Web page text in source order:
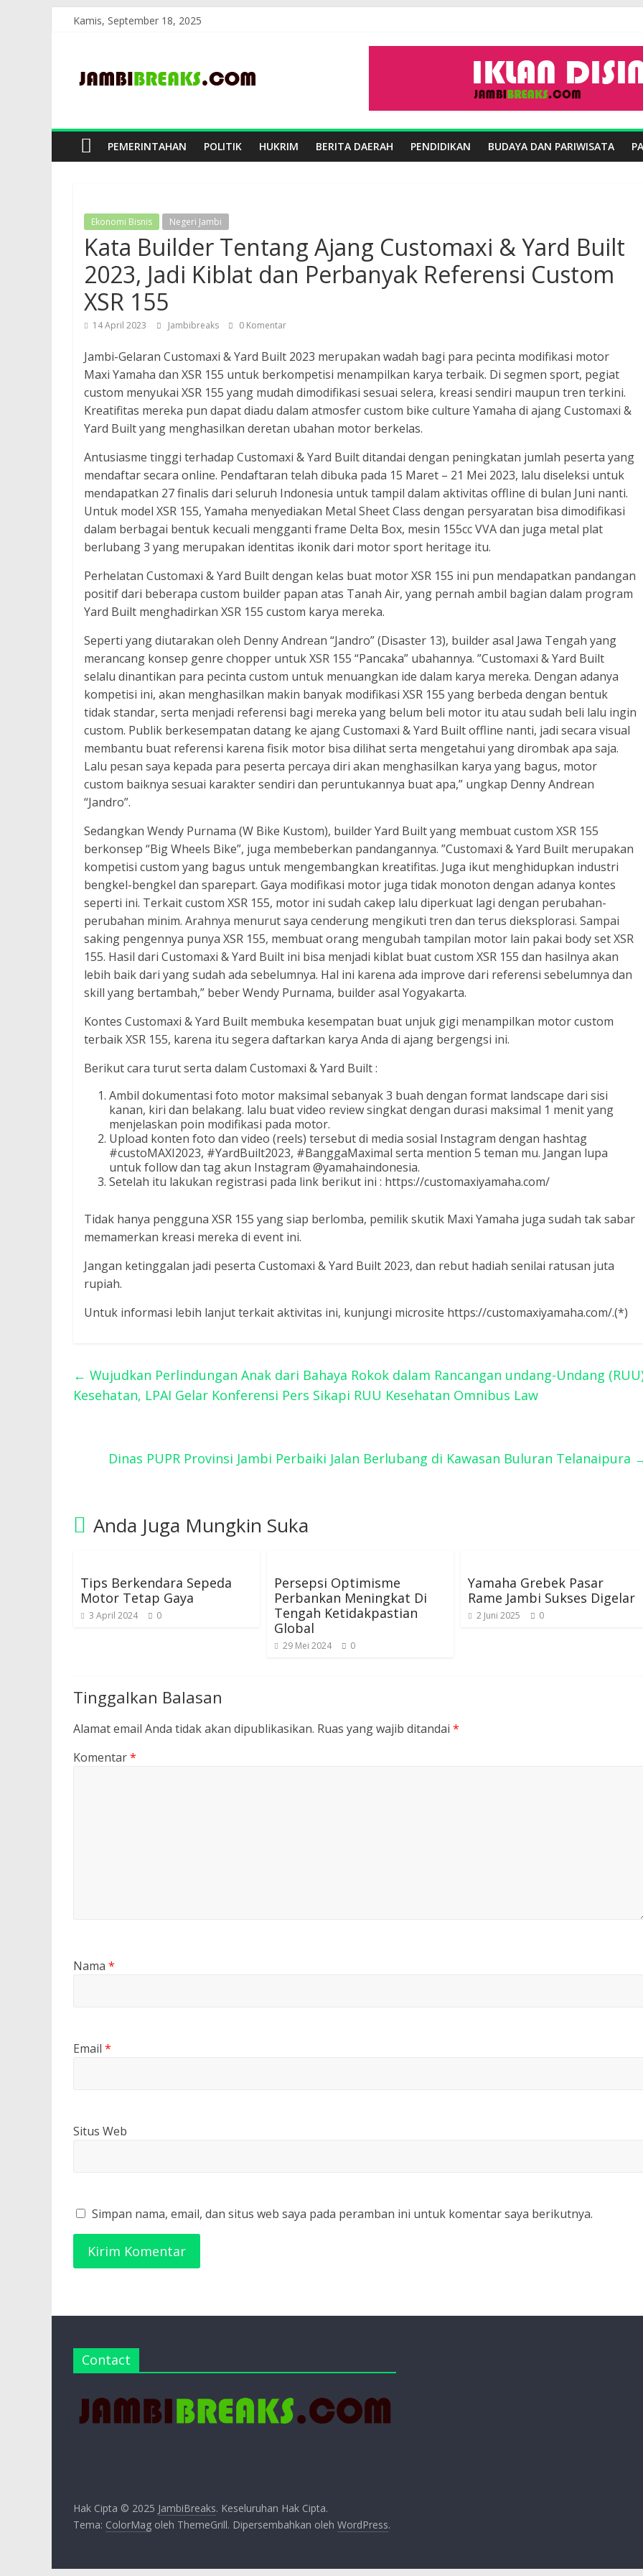
Kamis, September 18, 2025
JambiBreaks
PEMERINTAHAN POLITIK HUKRIM BERITA DAERAH PENDIDIKAN BUDAYA DAN PARIWISATA
Ekonomi Bisnis Negeri Jambi
Kata Builder Tentang Ajang Customaxi & Yard Built
2023, Jadi Kiblat dan Perbanyak Referensi Custom
XSR 155
14 April 2023 Jambibreaks 0 Komentar
Jambi-Gelaran Customaxi & Yard Built 2023 merupakan wadah bagi para pecinta modifikasi motor
Maxi Yamaha dan XSR 155 untuk berkompetisi menampilkan karya terbaik. Di segmen sport, pegiat
custom menyukai XSR 155 yang mudah dimodifikasi sesuai selera, kreasi sendiri maupun tren terkini.
Kreatifitas mereka pun dapat diadu dalam atmosfer custom bike culture Yamaha di ajang Customaxi &
Yard Built yang menghasilkan deretan ubahan motor berkelas.
Antusiasme tinggi terhadap Customaxi & Yard Built ditandai dengan peningkatan jumlah peserta yang
mendaftar secara online. Pendaftaran telah dibuka pada 15 Maret – 21 Mei 2023, lalu diseleksi untuk
mendapatkan 27 finalis dari seluruh Indonesia untuk tampil dalam aktivitas offline di bulan Juni nanti.
Untuk model XSR 155, Yamaha menyediakan Metal Sheet Class dengan persyaratan bisa dimodifikasi
dalam berbagai bentuk kecuali mengganti frame Delta Box, mesin 155cc VVA dan juga metal plat
berlubang 3 yang merupakan identitas ikonik dari motor sport heritage itu.
Perhelatan Customaxi & Yard Built dengan kelas buat motor XSR 155 ini pun mendapatkan pandangan
positif dari beberapa custom builder papan atas Tanah Air, yang pernah ambil bagian dalam program
Yard Built menghadirkan XSR 155 custom karya mereka.
Seperti yang diutarakan oleh Denny Andrean “Jandro” (Disaster 13), builder asal Jawa Tengah yang
merancang konsep genre chopper untuk XSR 155 “Pancaka” ubahannya. ”Customaxi & Yard Built
selalu dinantikan para pecinta custom untuk menuangkan ide dalam karya mereka. Dengan adanya
kompetisi ini, akan menghasilkan makin banyak modifikasi XSR 155 yang berbeda dengan bentuk
tidak standar, serta menjadi referensi bagi mereka yang belum beli motor itu atau sudah beli lalu ingin
custom. Publik berkesempatan datang ke ajang Customaxi & Yard Built offline nanti, jadi secara visual
membantu buat referensi karena fisik motor bisa dilihat serta mengetahui yang dirombak apa saja.
Lalu pesan saya kepada para peserta percaya diri akan menghasilkan karya yang bagus, motor
custom baiknya sesuai karakter sendiri dan peruntukannya buat apa,” ungkap Denny Andrean
“Jandro”.
Sedangkan Wendy Purnama (W Bike Kustom), builder Yard Built yang membuat custom XSR 155
berkonsep “Big Wheels Bike”, juga membeberkan pandangannya. ”Customaxi & Yard Built merupakan
kompetisi custom yang bagus untuk mengembangkan kreatifitas. Juga ikut menghidupkan industri
bengkel-bengkel dan sparepart. Gaya modifikasi motor juga tidak monoton dengan adanya kontes
seperti ini. Terkait custom XSR 155, motor ini sudah cakep lalu diperkuat lagi dengan perubahan-
perubahan minim. Arahnya menurut saya cenderung mengikuti tren dan terus dieksplorasi. Sampai
saking pengennya punya XSR 155, membuat orang mengubah tampilan motor lain pakai body set XSR
155. Hasil dari Customaxi & Yard Built ini bisa menjadi kiblat buat custom XSR 155 dan hasilnya akan
lebih baik dari yang sudah ada sebelumnya. Hal ini karena ada improve dari referensi sebelumnya dan
skill yang bertambah,” beber Wendy Purnama, builder asal Yogyakarta.
Kontes Customaxi & Yard Built membuka kesempatan buat unjuk gigi menampilkan motor custom
terbaik XSR 155, karena itu segera daftarkan karya Anda di ajang bergengsi ini.
Berikut cara turut serta dalam Customaxi & Yard Built :
Ambil dokumentasi foto motor maksimal sebanyak 3 buah dengan format landscape dari sisi
kanan, kiri dan belakang. lalu buat video review singkat dengan durasi maksimal 1 menit yang
menjelaskan poin modifikasi pada motor.
Upload konten foto dan video (reels) tersebut di media sosial Instagram dengan hashtag
#custoMAXI2023, #YardBuilt2023, #BanggaMaximal serta mention 5 teman mu. Jangan lupa
untuk follow dan tag akun Instagram @yamahaindonesia.
Setelah itu lakukan registrasi pada link berikut ini : https://customaxiyamaha.com/
Tidak hanya pengguna XSR 155 yang siap berlomba, pemilik skutik Maxi Yamaha juga sudah tak sabar
memamerkan kreasi mereka di event ini.
Jangan ketinggalan jadi peserta Customaxi & Yard Built 2023, dan rebut hadiah senilai ratusan juta
rupiah.
Untuk informasi lebih lanjut terkait aktivitas ini, kunjungi microsite https://customaxiyamaha.com/.(*)
← Wujudkan Perlindungan Anak dari Bahaya Rokok dalam Rancangan undang-Undang
Kesehatan, LPAI Gelar Konferensi Pers Sikapi RUU Kesehatan Omnibus Law
Dinas PUPR Provinsi Jambi Perbaiki Jalan Berlubang di Kawasan Buluran Telanaipura
Anda Juga Mungkin Suka
Tips Berkendara Sepeda
Motor Tetap Gaya
3 April 2024 0
Persepsi Optimisme
Perbankan Meningkat Di
Tengah Ketidakpastian
Global
29 Mei 2024 0
Yamaha Grebek Pasar
Rame Jambi Sukses Digelar
2 Juni 2025 0
Tinggalkan Balasan
Alamat email Anda tidak akan dipublikasikan. Ruas yang wajib ditandai *
Komentar*
Nama *
Email *
Situs Web
Simpan nama, email, dan situs web saya pada peramban ini untuk komentar saya berikutnya.
Contact
Hak Cipta © 2025 JambiBreaks. Keseluruhan Hak Cipta.
Tema: ColorMag oleh ThemeGrill. Dipersembahkan oleh WordPress.